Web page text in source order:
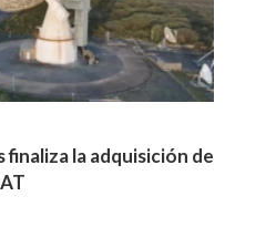
la adquisición de